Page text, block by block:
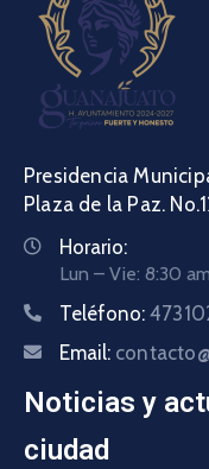
Presidencia
Plaza de la Paz.
Horario:
Lun – Vie: 8:30
Teléfono:
Email:
Noticias y
ciudad